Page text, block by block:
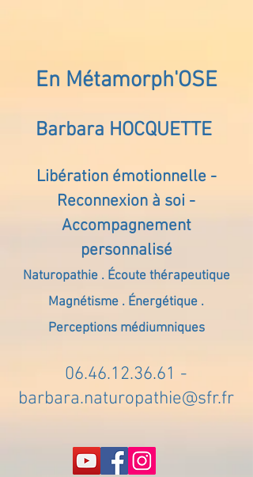
En Métamorph'OSE
Barbara HOCQUETTE
Libération émotionnelle -
Reconnexion à soi -
Accompagnement
personnalisé
Naturopathie . Écoute thérapeutique
Magnétisme . Énergétique .
Perceptions médiumniques
06.46.12.36.61 -
barbara.naturopathie@sfr.fr